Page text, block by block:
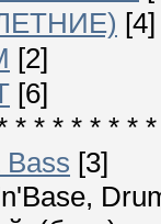
[4]
[2]
[6]
* * * * * * *
[3]